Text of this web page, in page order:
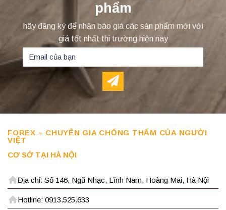
phẩm
hãy đăng ký để nhận báo giá các sản phẩm mới với
giá tốt nhất thi trường hiện nay
FOREX – CHUYÊN GIA CHỐNG THẤM CỦA NGƯỜI
VIỆT
CƠ SỞ TẠI HÀ NỘI
Địa chỉ: Số 146, Ngũ Nhạc, Lĩnh Nam, Hoàng Mai, Hà Nội
Hotline: 0913.525.633